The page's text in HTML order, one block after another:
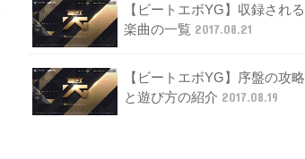
【ビートエボYG】収録される
楽曲の一覧 2017.08.21
【ビートエボYG】序盤の攻略
と遊び方の紹介 2017.08.19